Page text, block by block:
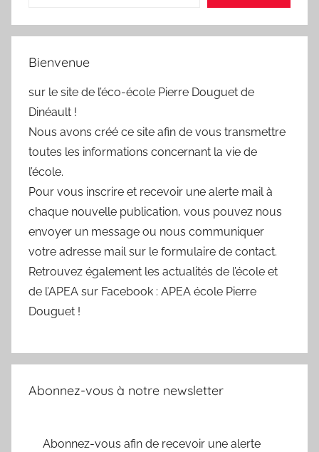
Bienvenue
sur le site de l’éco-école Pierre Douguet de
Dinéault !
Nous avons créé ce site afin de vous transmettre
toutes les informations concernant la vie de
l’école.
Pour vous inscrire et recevoir une alerte mail à
chaque nouvelle publication, vous pouvez nous
envoyer un message ou nous communiquer
votre adresse mail sur le formulaire de contact.
Retrouvez également les actualités de l’école et
de l’APEA sur Facebook : APEA école Pierre
Douguet !
Abonnez-vous à notre newsletter
Abonnez-vous afin de recevoir une alerte